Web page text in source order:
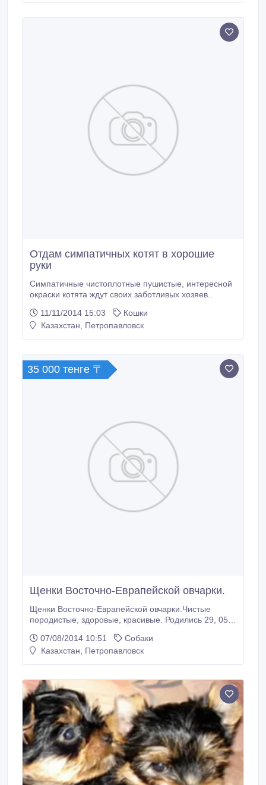
Отдам симпатичных котят в хорошие
руки
Симпатичные чистоплотные пушистые, интересной
окраски котята ждут своих заботливых хозяев..
11/11/2014 15:03
Кошки
Казахстан, Петропавловск
35 000 тенге 〒
Щенки Восточно-Еврапейской овчарки.
Щенки Восточно-Еврапейской овчарки.Чистые
породистые, здоровые, красивые. Родились 29, 05,
07/08/2014 10:51
Собаки
Казахстан, Петропавловск